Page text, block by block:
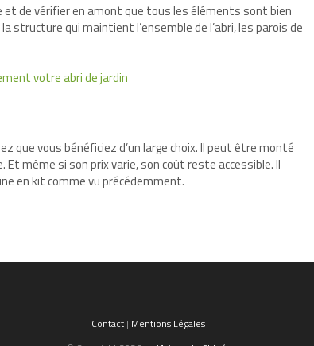
de vérifier en amont que tous les éléments sont bien
qui maintient l’ensemble de l’abri, les parois de
votre abri de jardin
que vous bénéficiez d’un large choix. Il peut être monté
même si son prix varie, son coût reste accessible. Il
en kit comme vu précédemment.
Contact| Mentions Légales